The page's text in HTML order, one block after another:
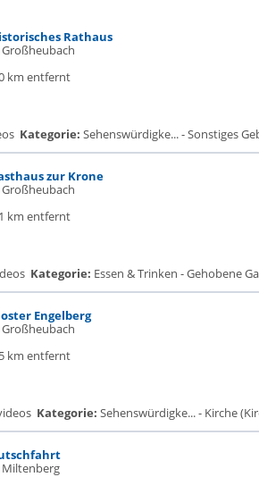
Rathaus
Großheubach
km entfernt
Kategorie: Sehenswürdigke... - Sonstiges
zur Krone
Großheubach
km entfernt
Kategorie: Essen & Trinken - Gehobene
Engelberg
Großheubach
km entfernt
Kategorie: Sehenswürdigke... - Kirche
Miltenberg